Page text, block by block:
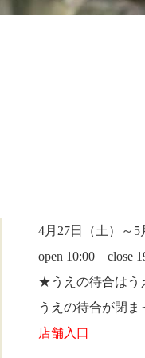
4月27日（土）～
open 10:00 close
★うえの待合はう
うえの待合が閉
店舗入口